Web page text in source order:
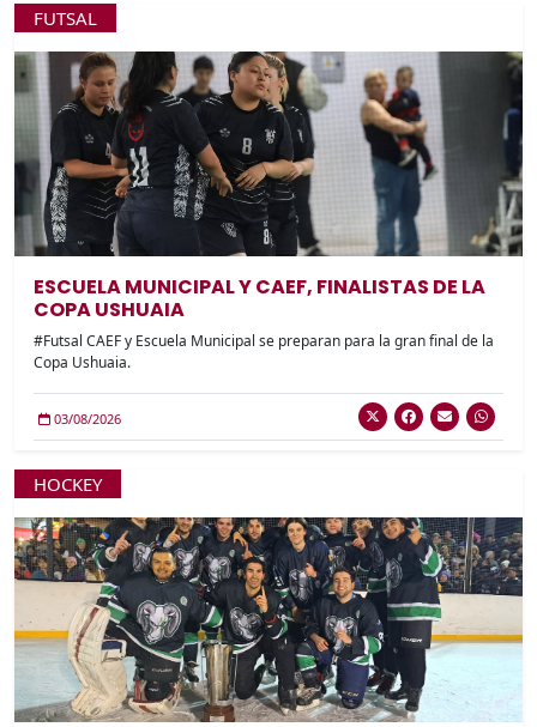
FUTSAL
ESCUELA MUNICIPAL Y CAEF, FINALISTAS DE LA
COPA USHUAIA
#Futsal CAEF y Escuela Municipal se preparan para la gran final de la
Copa Ushuaia.
03/08/2026
HOCKEY